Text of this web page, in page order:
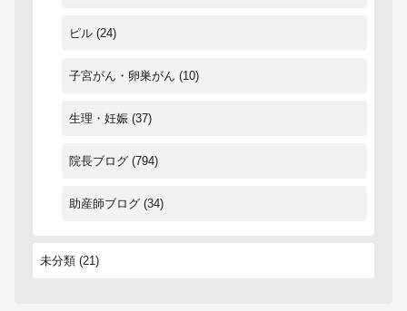
ピル (24)
子宮がん・卵巣がん (10)
生理・妊娠 (37)
院長ブログ (794)
助産師ブログ (34)
未分類 (21)